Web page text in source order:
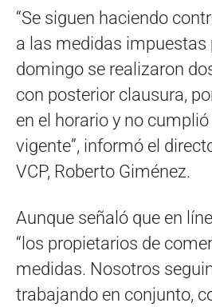
“Se siguen haciendo
a las medidas impuestas
domingo se realizaron
con posterior clausura,
en el horario y no
vigente”, informó el
VCP, Roberto Giménez.
Aunque señaló que en
“los propietarios de
medidas. Nosotros
trabajando en conjunto,